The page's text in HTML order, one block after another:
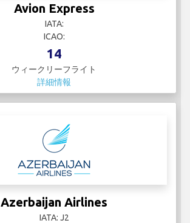
Avion Express
IATA:
ICAO:
14
ウィークリーフライト
詳細情報
Azerbaijan Airlines
IATA: J2